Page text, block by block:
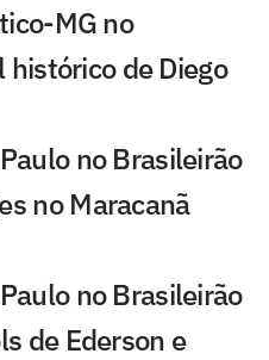
MG no
de Diego
no Brasileirão
no Maracanã
no Brasileirão
de Ederson e